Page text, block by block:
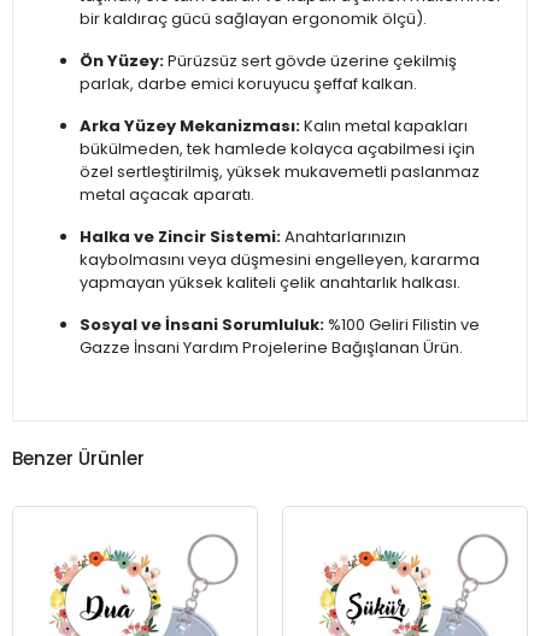
bir kaldıraç gücü sağlayan ergonomik ölçü).
Ön Yüzey:Pürüzsüz sert gövde üzerine çekilmiş
parlak, darbe emici koruyucu şeffaf kalkan.
Arka Yüzey Mekanizması:Kalın metal kapakları
bükülmeden, tek hamlede kolayca açabilmesi için
özel sertleştirilmiş, yüksek mukavemetli paslanmaz
metal açacak aparatı.
Halka ve Zincir Sistemi:Anahtarlarınızın
kaybolmasını veya düşmesini engelleyen, kararma
yapmayan yüksek kaliteli çelik anahtarlık halkası.
Sosyal ve İnsani Sorumluluk: %100 Geliri Filistin ve
Gazze İnsani Yardım Projelerine Bağışlanan Ürün.
Benzer Ürünler